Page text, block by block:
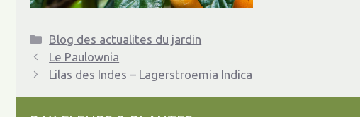
Catégories
Blog des actualites du jardin
Le Paulownia
Lilas des Indes – Lagerstroemia Indica